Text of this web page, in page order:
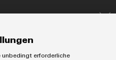
unbedingt erforderliche